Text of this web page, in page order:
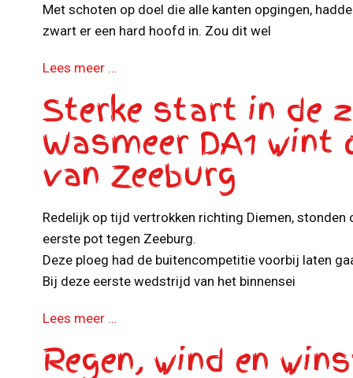
Met schoten op doel die alle kanten opgingen,
zwart er een hard hoofd in. Zou dit wel
Lees meer …
Sterke start in de
Wasmeer DA1
van Zeeburg
Redelijk op tijd vertrokken richting Diemen, stonden
eerste pot tegen Zeeburg.
Deze ploeg had de buitencompetitie voorbij laten
Bij deze eerste wedstrijd van het binnensei
Lees meer …
Regen, wind en